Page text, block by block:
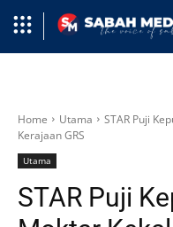
Home Utama
STAR Puji
Kerajaan GRS
Utama
STAR Puji